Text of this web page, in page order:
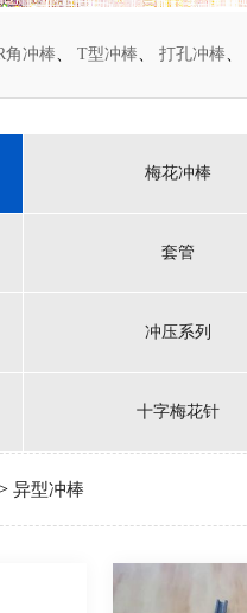
角冲棒、 T型冲棒、 打孔冲棒、
梅花冲棒
套管
冲压系列
十字梅花针
异型冲棒